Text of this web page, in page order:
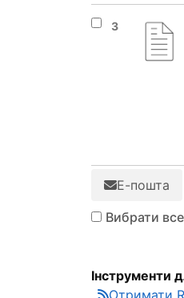
Вибрати
3
Е-пошта
Вибрати все
Інструменти